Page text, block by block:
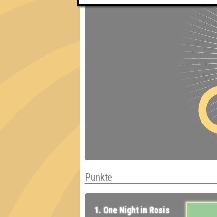
Punkte
1. One Night in Rosis